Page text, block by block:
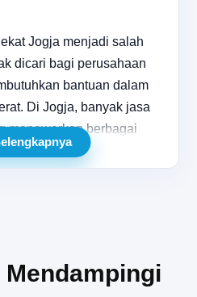
Jogja menjadi salah
dicari bagi perusahaan
bantuan dalam
Di Jogja, banyak jasa
menawarkan berbagai
disesuaikan dengan
berbagai pilihan
ini.